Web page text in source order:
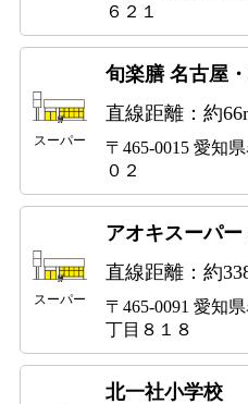
６２１
スーパー
旬楽膳 名古屋
直線距離：約
〒465-0015 愛知
０２
スーパー
アオキスーパ
直線距離：約
〒465-0091 愛知
丁目８１８
北一社小学校